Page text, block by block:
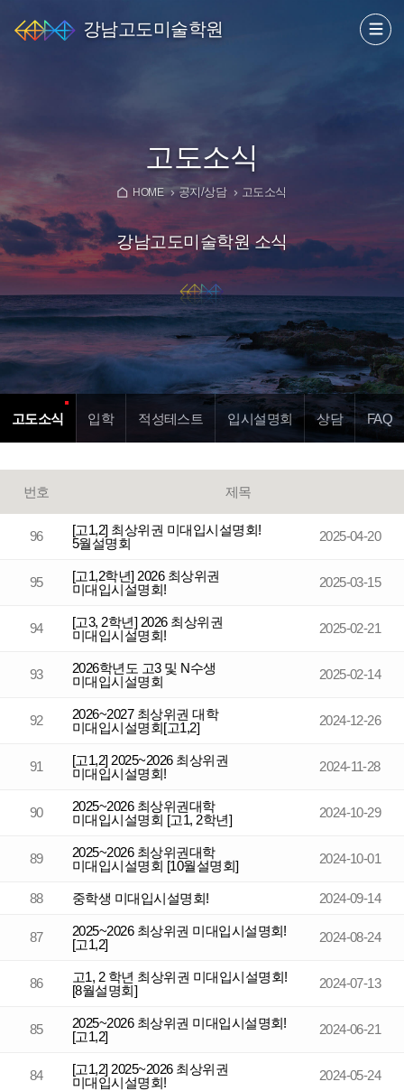
강남고도미술학원
고도소식
HOME 공지/상담 고도소식
강남고도미술학원 소식
고도소식 입학 적성테스트 입시설명회 상담 FAQ
번호 제목
96
[고1,2] 최상위권 미대입시설명회!
5월설명회
2025-04-20
95
[고1,2학년] 2026 최상위권
미대입시설명회!
2025-03-15
94
[고3, 2학년] 2026 최상위권
미대입시설명회!
2025-02-21
93
2026학년도 고3 및 N수생
미대입시설명회
2025-02-14
92
2026~2027 최상위권 대학
미대입시설명회[고1,2]
2024-12-26
91
[고1,2] 2025~2026 최상위권
미대입시설명회!
2024-11-28
90
2025~2026 최상위권대학
미대입시설명회 [고1, 2학년]
2024-10-29
89
2025~2026 최상위권대학
미대입시설명회 [10월설명회]
2024-10-01
88 중학생 미대입시설명회! 2024-09-14
87
2025~2026 최상위권 미대입시설명회!
[고1,2]
2024-08-24
86
고1, 2 학년 최상위권 미대입시설명회!
[8월설명회]
2024-07-13
85
2025~2026 최상위권 미대입시설명회!
[고1,2]
2024-06-21
84
[고1,2] 2025~2026 최상위권
미대입시설명회!
2024-05-24